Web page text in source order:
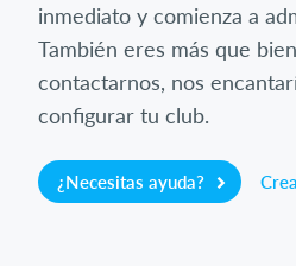
inmediato y comienza a
También eres más que
contactarnos, nos
configurar tu club.
¿Necesitas ayuda?